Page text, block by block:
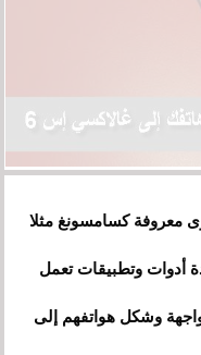
معروفة كسامسونغ مثلا
أدوات وتطبيقات تعمل
وشكل هواتفهم إلى